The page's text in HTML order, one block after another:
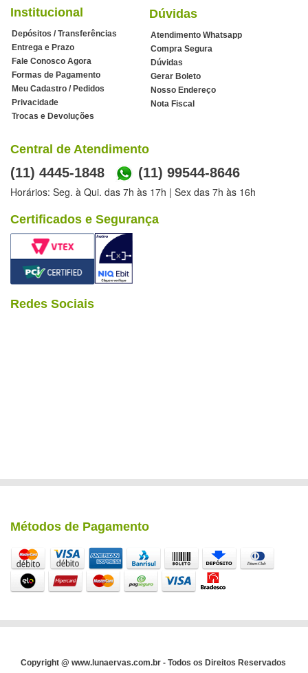
Institucional
Depósitos / Transferências
Entrega e Prazo
Fale Conosco Agora
Formas de Pagamento
Meu Cadastro / Pedidos
Privacidade
Trocas e Devoluções
Dúvidas
Atendimento Whatsapp
Compra Segura
Dúvidas
Gerar Boleto
Nosso Endereço
Nota Fiscal
Central de Atendimento
(11) 4445-1848 (11) 99544-8646
Horários: Seg. à Qui. das 7h às 17h | Sex das 7h às 16h
Certificados e Segurança
Redes Sociais
Métodos de Pagamento
Copyright @ www.lunaervas.com.br - Todos os Direitos Reservados